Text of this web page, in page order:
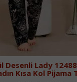
Desenli Lady
Kısa Kol Pijama